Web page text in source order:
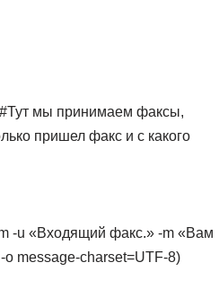
мы принимаем факсы,
пришел факс и с какого
-u «Входящий факс.» -m «Вам
message-charset=UTF-8)